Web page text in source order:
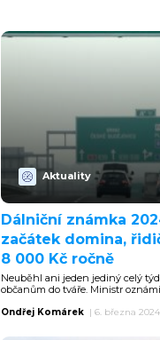
Aktuality
Dálniční známka
začátek domina,
8 000 Kč ročně
Neuběhl ani jeden jediný celý
občanům do tváře. Ministr
Ondřej Komárek | 6. března 2024